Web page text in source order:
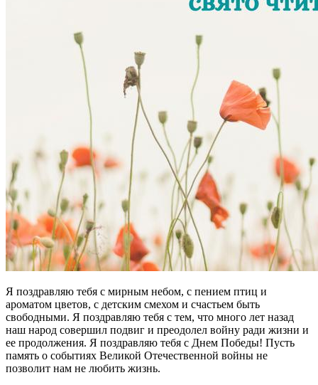
Я поздравляю тебя с мирным небом, с пением птиц и
ароматом цветов, с детским смехом и счастьем быть
свободными. Я поздравляю тебя с тем, что много лет назад
наш народ совершил подвиг и преодолел войну ради жизни и
ее продолжения. Я поздравляю тебя с Днем Победы! Пусть
память о событиях Великой Отечественной войны не
позволит нам не любить жизнь.